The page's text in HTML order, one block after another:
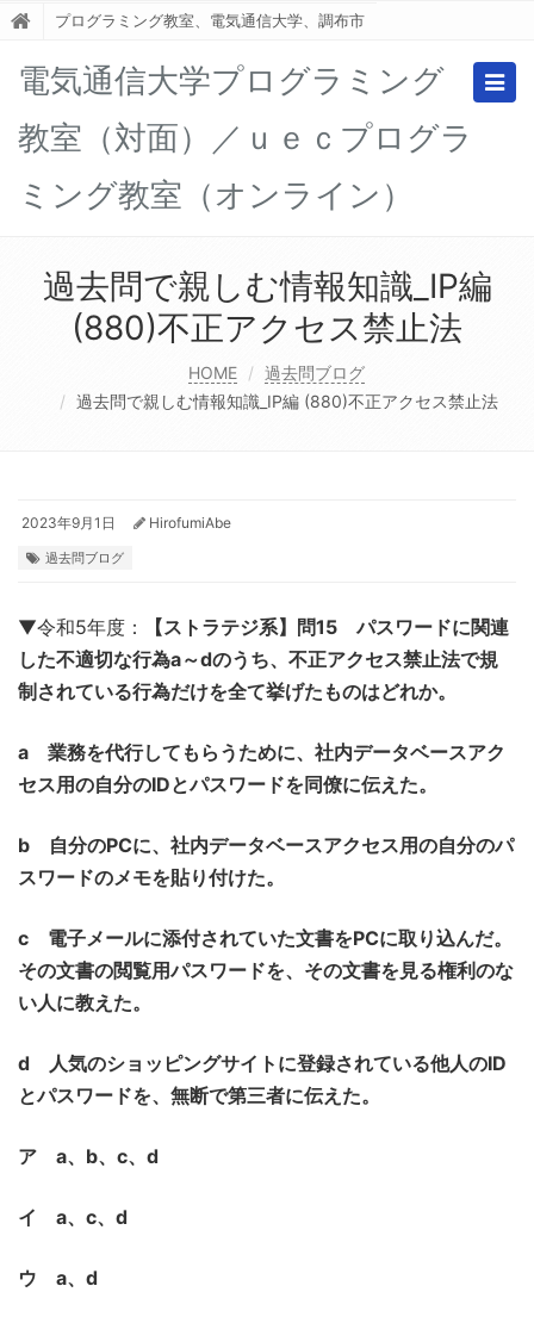
プログラミング教室、電気通信大学、調布市
電気通信大学プログラミング
教室（対面）／ｕｅｃプログラ
ミング教室（オンライン）
過去問で親しむ情報知識_IP編
(880)不正アクセス禁止法
HOME
過去問ブログ
過去問で親しむ情報知識_IP編 (880)不正アクセス禁止法
2023年9月1日 HirofumiAbe
過去問ブログ
▼令和5年度：
【ストラテジ系】問15 パスワードに関連
した不適切な行為a～dのうち、不正アクセス禁止法で規
制されている行為だけを全て挙げたものはどれか。
a 業務を代行してもらうために、社内データベースアク
セス用の自分のIDとパスワードを同僚に伝えた。
b 自分のPCに、社内データベースアクセス用の自分のパ
スワードのメモを貼り付けた。
c 電子メールに添付されていた文書をPCに取り込んだ。
その文書の閲覧用パスワードを、その文書を見る権利のな
い人に教えた。
d 人気のショッピングサイトに登録されている他人のID
とパスワードを、無断で第三者に伝えた。
ア a、b、c、d
イ a、c、d
ウ a、d